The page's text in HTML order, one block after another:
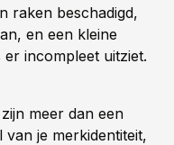
raken beschadigd,
en een kleine
incompleet uitziet.
meer dan een
van je merkidentiteit,